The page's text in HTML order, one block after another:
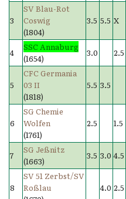
3
SV Blau-Rot
Coswig
(1804)
3.5 5.5 X
4
SSC Annaburg
(1654)
3.0 2.5
5
CFC Germania
03 II
(1818)
5.5 3.5
6
SG Chemie
Wolfen
(1761)
2.5 1.5
7
SG Jeßnitz
(1663)
3.5 3.0 4.5
8
SV 51 Zerbst/SV
Roßlau
4.0 2.5